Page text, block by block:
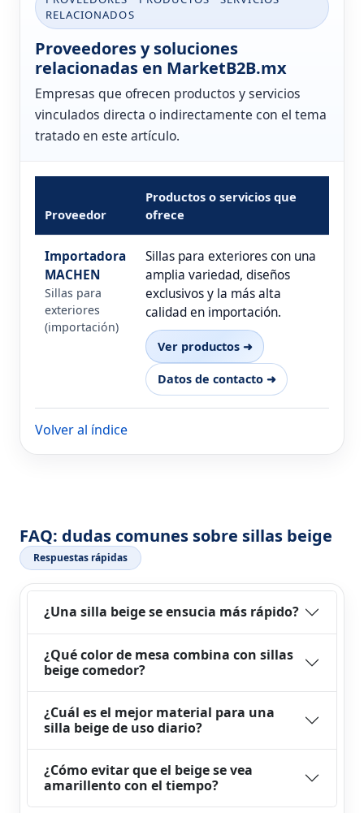
RELACIONADOS
Proveedores y soluciones
relacionadas en MarketB2B.mx
Empresas que ofrecen productos y servicios
vinculados directa o indirectamente con el tema
tratado en este artículo.
Proveedor
Productos o servicios que
ofrece
Importadora
MACHEN
Sillas para
exteriores
(importación)
Sillas para exteriores con una
amplia variedad, diseños
exclusivos y la más alta
calidad en importación.
Ver productos ➜
Datos de contacto ➜
Volver al índice
FAQ: dudas comunes sobre sillas beige
Respuestas rápidas
¿Una silla beige se ensucia más rápido?
¿Qué color de mesa combina con sillas
beige comedor?
¿Cuál es el mejor material para una
silla beige de uso diario?
¿Cómo evitar que el beige se vea
amarillento con el tiempo?